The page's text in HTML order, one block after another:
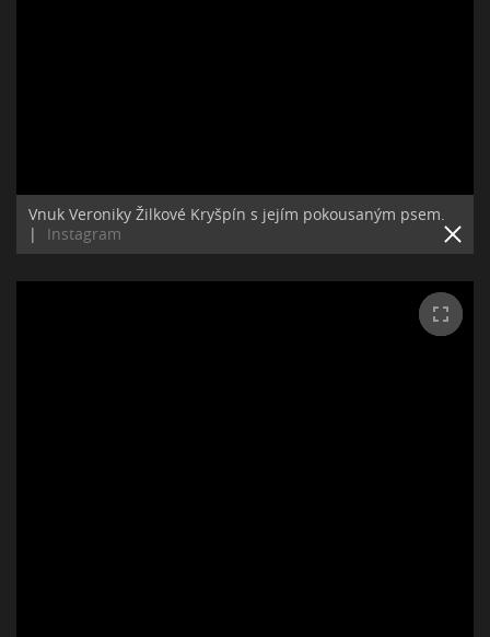
Vnuk Veroniky Žilkové Kryšpín s jejím pokousaným psem.
|
Instagram